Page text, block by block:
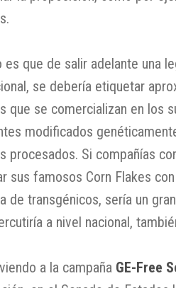
es que de salir adelante una
se debería etiquetar
que se comercializan en los
modificados
procesados. Si compañías
sus famosos Corn Flakes
de transgénicos, sería un
a nivel nacional,
a la campaña GE-Free